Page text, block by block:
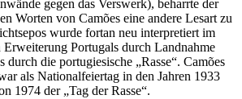
gegen das Verswerk), beharrte der
Worten von Camões eine andere Lesart zu
wurde fortan neu interpretiert im
Erweiterung Portugals durch Landnahme
durch die portugiesische „Rasse“. Camões
als Nationalfeiertag in den Jahren 1933
1974 der „Tag der Rasse“.